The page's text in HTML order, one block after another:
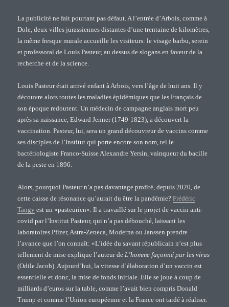
La publicité ne fait pourtant pas défaut. A l’entrée d’Arbois, comme à
Dole, deux villes jurassiennes distantes d’une trentaine de kilomètres,
la même fresque murale accueille les visiteurs: le visage barbu, serein
et professoral de Louis Pasteur, au dessus de slogans en faveur de la
recherche et de la science.
Louis Pasteur était arrivé enfant à Arbois, vers l’âge de huit ans. Il y
découvre alors toutes les maladies épidémiques que les Français de
son époque redoutent. Un médecin de campagne anglais mort peu
après sa naissance, Edward Jenner (1749-1823), a découvert la
vaccination. Pasteur, lui, sera un grand découvreur de vaccins comme
ses disciples de l’Institut qui porte encore son nom, tel le
bactériologiste Franco-Suisse Alexandre Yersin, vainqueur du bacille
de la peste en 1896.
Alors, pourquoi Pasteur n’a pas davantage profité, depuis 2020, de
cette caisse de résonance qu’aurait du être la pandémie?Frédéric
Tangy est un «pasteurien». Il a travaillé sur le projet de vaccin anti-
covid par l’Institut Pasteur, qui n’a pas débouché, laissant les
laboratoires Pfizer, Astra-Zeneca, Moderna ou Janssen prendre
l’avance que l’on connaît: «L’idée du savant républicain n’est plus
tellement de mise explique l’auteur deL’homme façonné par les virus
(Odile Jacob). Aujourd’hui, la vitesse d’élaboration d’un vaccin est
essentielle et donc, la mise de fonds initiale. Elle se joue à coup de
milliards d’euros sur la table, comme l’avait bien compris Donald
Trump et comme l’Union européenne et la France ont tardé à réaliser.